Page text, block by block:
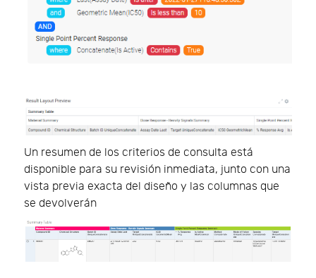
Un resumen de los criterios de consulta está
disponible para su revisión inmediata, junto con una
vista previa exacta del diseño y las columnas que
se devolverán